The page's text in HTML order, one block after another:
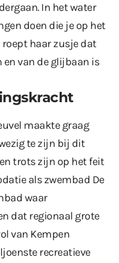
In het water
doen die je op het
roept haar zusje dat
en van de glijbaan is
maakte graag
te zijn bij dit
trots zijn op het feit
als zwembad De
waar
dat regionaal grote
van Kempen
recreatieve